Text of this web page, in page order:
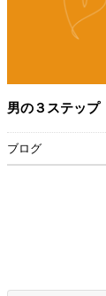
男の３ステップ
ブログ